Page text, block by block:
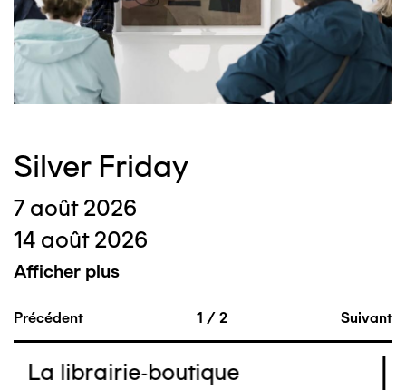
Silver Friday
7 août 2026
14 août 2026
Afficher plus
Précédent 1 / 2 Suivant
La librairie-boutique